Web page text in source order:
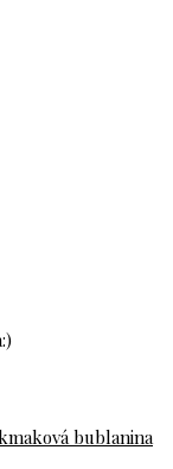
maková bublanina